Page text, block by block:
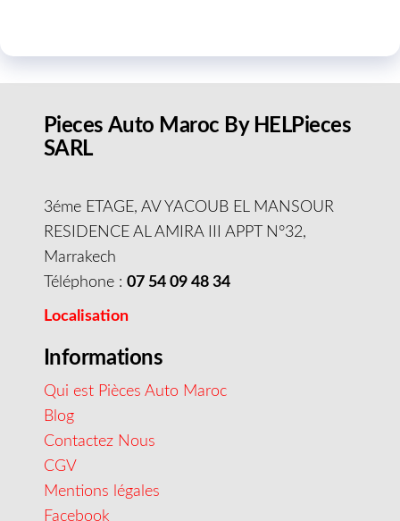
Pieces Auto Maroc By HELPieces
SARL
3éme ETAGE, AV YACOUB EL MANSOUR
RESIDENCE AL AMIRA III APPT N°32,
Marrakech
Téléphone : 07 54 09 48 34
Localisation
Informations
Qui est Pièces Auto Maroc
Blog
Contactez Nous
CGV
Mentions légales
Facebook